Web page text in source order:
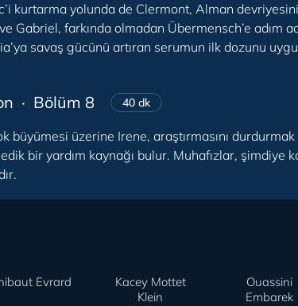
kurtarma yolunda de Clermont, Alman
Gabriel, farkında olmadan Übermensch’e adım
savaş gücünü artıran serumun ilk dozunu
· Bölüm 8 40 dk
büyümesi üzerine Irene, araştırmasını
bir yardım kaynağı bulur. Muhafızlar, şimdiye
Evrard
Kacey Mottet
Klein
Ouassini
Embarek